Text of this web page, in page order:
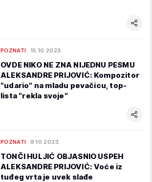
POZNATI 15.10.2023.
OVDE NIKO NE ZNA NIJEDNU PESMU
ALEKSANDRE PRIJOVIĆ: Kompozitor
"udario" na mladu pevačicu, top-
lista "rekla svoje"
POZNATI 9.10.2023.
TONČI HULJIĆ OBJASNIO USPEH
ALEKSANDRE PRIJOVIĆ: Voće iz
tuđeg vrta je uvek slađe